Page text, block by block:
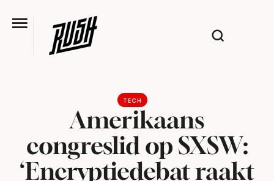
TECH
Amerikaans
congreslid op SXSW:
‘Encryptiedebat raakt